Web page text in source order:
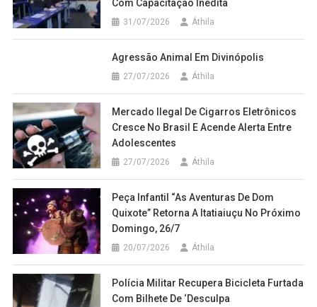
Com Capacitação Inédita
31/07/2026 Áthila
Agressão Animal Em Divinópolis
27/07/2026 Áthila
Mercado Ilegal De Cigarros Eletrônicos
Cresce No Brasil E Acende Alerta Entre
Adolescentes
27/07/2026 Áthila
Peça Infantil “As Aventuras De Dom
Quixote” Retorna A Itatiaiuçu No Próximo
Domingo, 26/7
20/07/2026 Áthila
Polícia Militar Recupera Bicicleta Furtada
Com Bilhete De ‘Desculpa